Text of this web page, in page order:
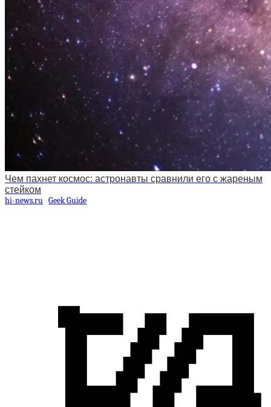
Чем пахнет космос: астронавты сравнили его с жареным
стейком
hi-news.ru Geek Guide